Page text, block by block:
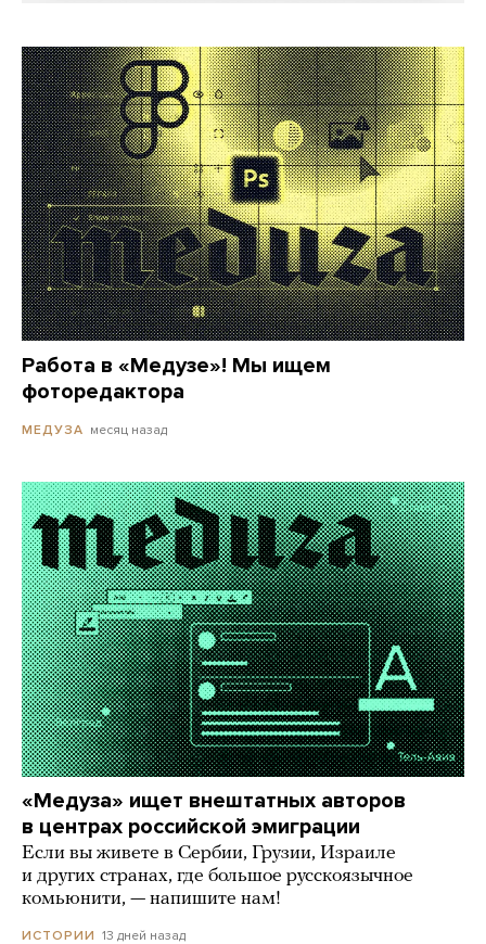
Работа в «Медузе»! Мы ищем
фоторедактора
МЕДУЗА месяц назад
«Медуза» ищет внештатных авторов
в центрах российской эмиграции
Если вы живете в Сербии, Грузии, Израиле
и других странах, где большое русскоязычное
комьюнити, — напишите нам!
ИСТОРИИ 13 дней назад